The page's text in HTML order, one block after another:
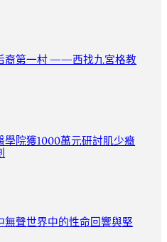
裔第一村 ——西找九宮格教
院獲1000萬元研討肌少癥
聲世界中的性命回響與堅